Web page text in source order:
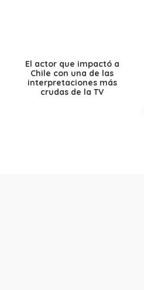
El actor que impactó a
Chile con una de las
interpretaciones más
crudas de la TV